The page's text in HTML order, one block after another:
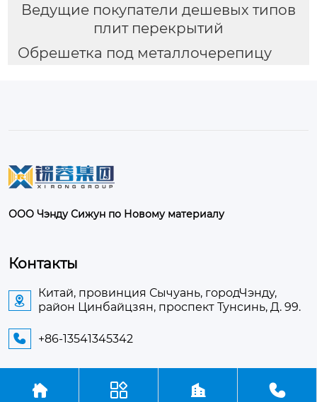
Ведущие покупатели дешевых типов
плит перекрытий
Обрешетка под металлочерепицу
ООО Чэнду Сижун по Новому материалу
Контакты

Китай, провинция Сычуань, городЧэнду,
район Цинбайцзян, проспект Тунсинь, Д. 99.
 +86-13541345342
Авторское право©ООО Чэнду Сижун по Новому
   